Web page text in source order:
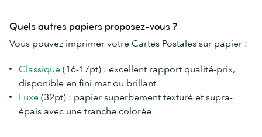
Quels autres papiers proposez-vous ?
Vous pouvez imprimer votre Cartes Postales sur papier :
Classique (16-17pt) : excellent rapport qualité-prix,
disponible en fini mat ou brillant
Luxe (32pt) : papier superbement texturé et supra-
épais avec une tranche colorée